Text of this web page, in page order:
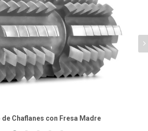
Chaflanes con Fresa Madre